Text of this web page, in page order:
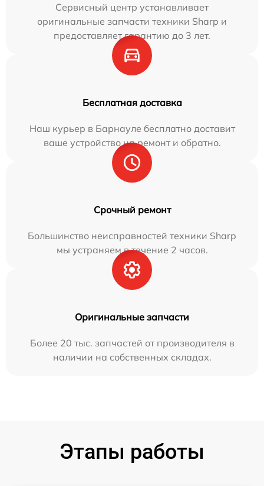
Сервисный центр устанавливает
оригинальные запчасти техники Sharp и
предоставляет гарантию до 3 лет.
Бесплатная доставка
Наш курьер в Барнауле бесплатно доставит
ваше устройство на ремонт и обратно.
Срочный ремонт
Большинство неисправностей техники Sharp
мы устраняем в течение 2 часов.
Оригинальные запчасти
Более 20 тыс. запчастей от производителя в
наличии на собственных складах.
Этапы работы